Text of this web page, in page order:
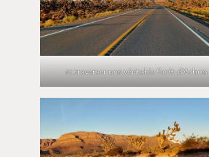
et traverser une véritable forêt d’Arbres